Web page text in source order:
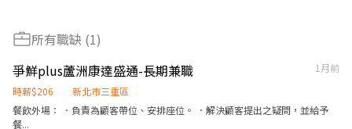
所有職缺 (1)
爭鮮plus蘆洲康達盛通-長期兼職
1月前
時薪$206
新北市三重區
餐飲外場： ．負責為顧客帶位、安排座位。 ．解決顧客提出之疑問，並給予
餐...